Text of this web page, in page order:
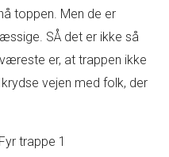
toppen. Men de er
SÅ det er ikke så
er, at trappen ikke
vejen med folk, der